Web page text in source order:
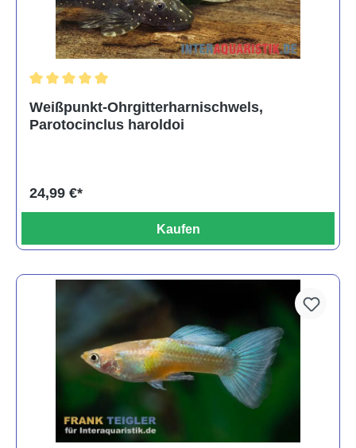
Weißpunkt-Ohrgitterharnischwels,
Parotocinclus haroldoi
24,99 €*
Kaufen